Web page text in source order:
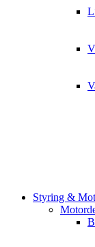
Styring &